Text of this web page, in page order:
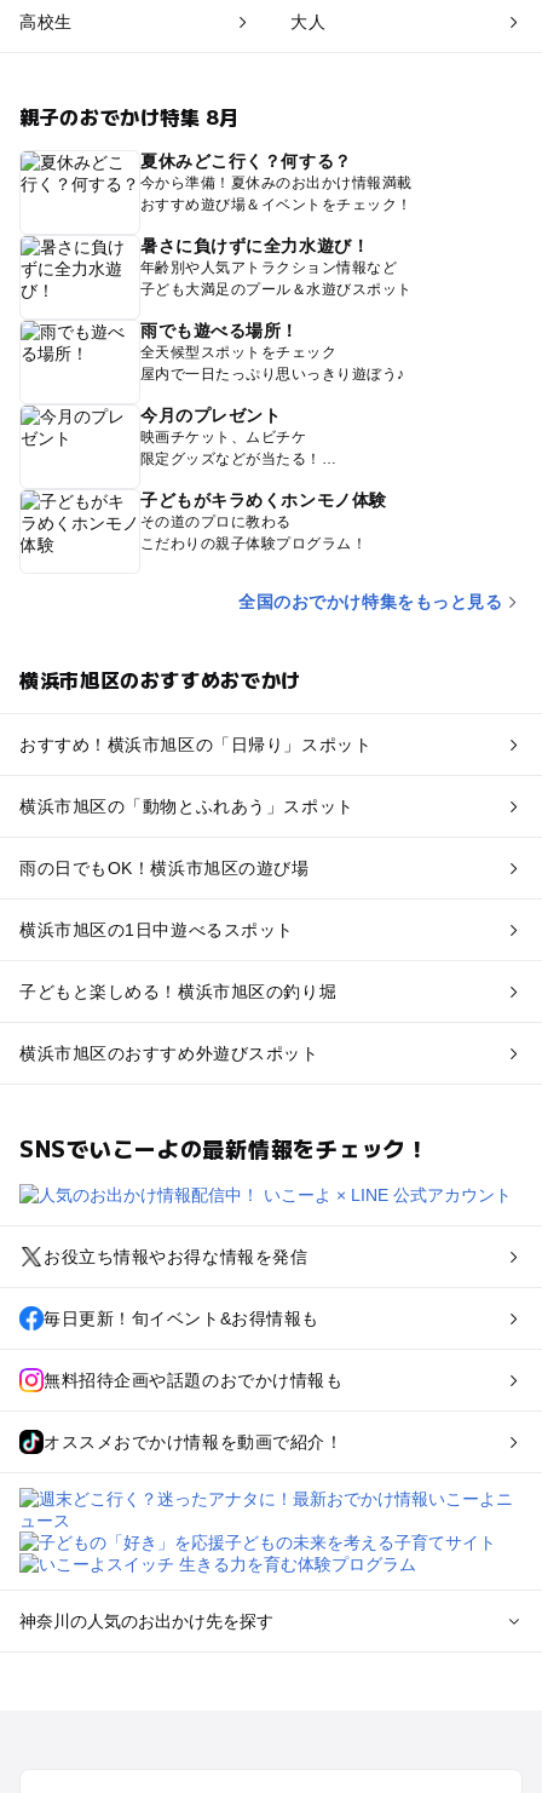
高校生 大人
親子のおでかけ特集 8月
夏休みどこ行く？何する？
今から準備！夏休みのお出かけ情報満載
おすすめ遊び場＆イベントをチェック！
暑さに負けずに全力水遊び！
年齢別や人気アトラクション情報など
子ども大満足のプール＆水遊びスポット
雨でも遊べる場所！
全天候型スポットをチェック
屋内で一日たっぷり思いっきり遊ぼう♪
今月のプレゼント
映画チケット、ムビチケ
限定グッズなどが当たる！
子どもがキラめくホンモノ体験
その道のプロに教わる
こだわりの親子体験プログラム！
全国のおでかけ特集をもっと見る
横浜市旭区のおすすめおでかけ
おすすめ！横浜市旭区の「日帰り」スポット
横浜市旭区の「動物とふれあう」スポット
雨の日でもOK！横浜市旭区の遊び場
横浜市旭区の1日中遊べるスポット
子どもと楽しめる！横浜市旭区の釣り堀
横浜市旭区のおすすめ外遊びスポット
SNSでいこーよの最新情報をチェック！
お役立ち情報やお得な情報を発信
毎日更新！旬イベント&お得情報も
無料招待企画や話題のおでかけ情報も
オススメおでかけ情報を動画で紹介！
神奈川の人気のお出かけ先を探す